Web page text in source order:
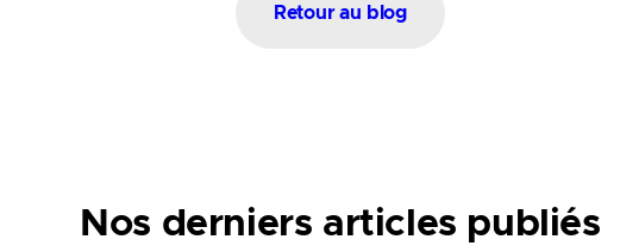
Retour au blog
Nos derniers articles publiés